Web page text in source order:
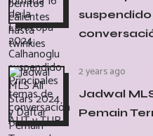
2 years ago
Jadwal
Pemain